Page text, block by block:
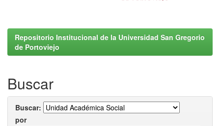
Repositorio Institucional de la Universidad San Gregorio
de Portoviejo
Buscar
Buscar:
por